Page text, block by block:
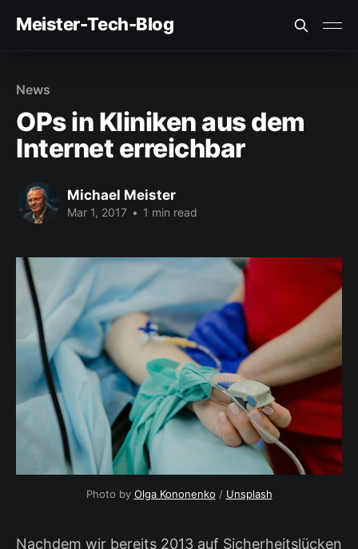
Meister-Tech-Blog
Fehler beim Laden (Ist der API Key korrekt?)
News
OPs in Kliniken aus dem
Internet erreichbar
Michael Meister
Mar 1, 2017 • 1 min read
Photo by Olga Kononenko / Unsplash
Nachdem wir bereits 2013 auf Sicherheitslücken